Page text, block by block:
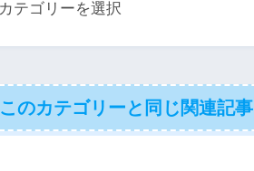
このカテゴリーと同じ関連記事